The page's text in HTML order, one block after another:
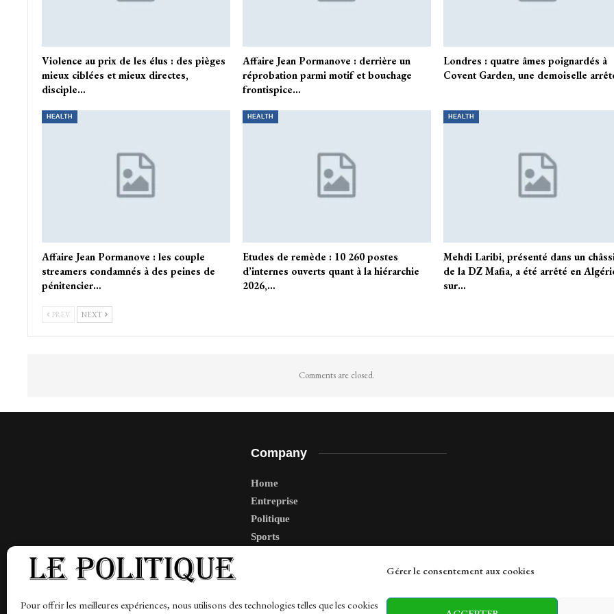
Gérer le consentement aux cookies
Pour offrir les meilleures expériences, nous utilisons des technologies telles que les cookies
Violence au prix de les élus : des pièges
mieux ciblées et mieux directes,
disciple…
Affaire Jean Pormanove : derrière un
réprobation parmi motif et bouchage
frontispice…
Londres : quatre âmes poignardés à
Covent Garden, une demoiselle
HEALTH
Affaire Jean Pormanove : les couple
streamers condamnés à des peines de
pénitencier…
HEALTH
Etudes de remède : 10 260 postes
d’internes ouverts quant à la hiérarchie
2026,…
HEALTH
Mehdi Laribi, présenté dans un
de la DZ Mafia, a été arrêté en
sur…
PREV NEXT
Comments are closed.
Company
Home
Entreprise
Politique
Sports